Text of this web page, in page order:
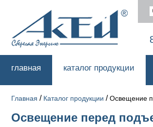
главная каталог продукции
Главная / Каталог продукции /Освещение
Освещение перед